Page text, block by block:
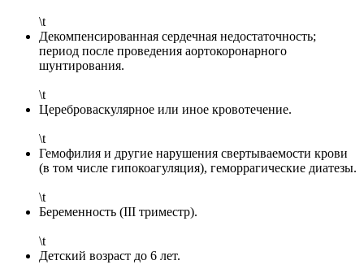
\t
Декомпенсированная сердечная недостаточность;
период после проведения аортокоронарного
шунтирования.
\t
Цереброваскулярное или иное кровотечение.
\t
Гемофилия и другие нарушения свертываемости крови
(в том числе гипокоагуляция), геморрагические диатезы.
\t
Беременность (III триместр).
\t
Детский возраст до 6 лет.